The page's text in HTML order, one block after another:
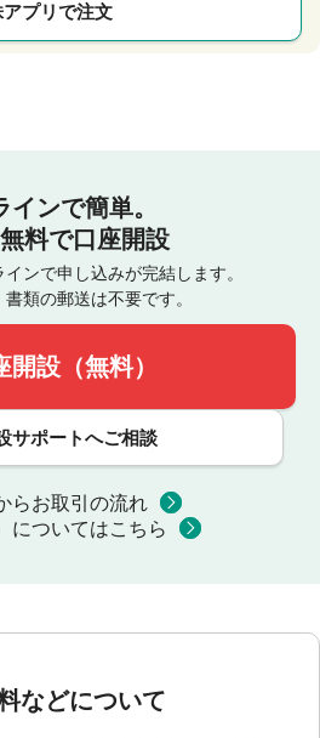
アプリで注文
インで簡単。
料で口座開設
ンで申し込みが完結します。
類の郵送は不要です。
開設（無料）
サポートへご相談
らお取引の流れ
についてはこちら
などについて